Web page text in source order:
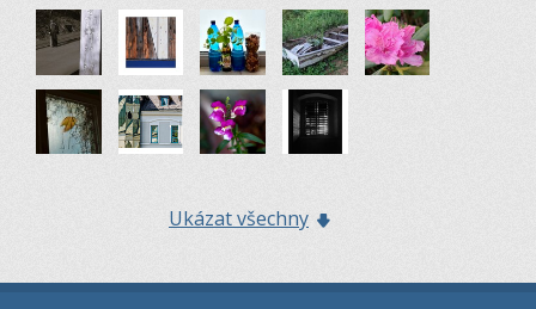
Ukázat všechny